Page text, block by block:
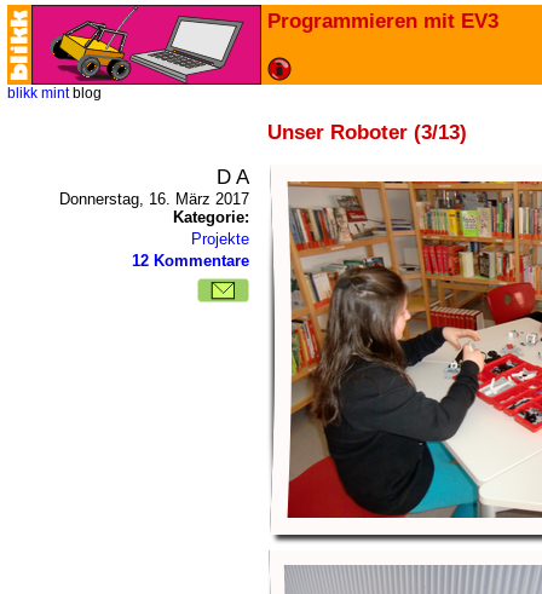
Programmieren mit EV3
blikk mint blog
Unser Roboter (3/13)
D A
Donnerstag, 16. März 2017
Kategorie:
Projekte
12 Kommentare